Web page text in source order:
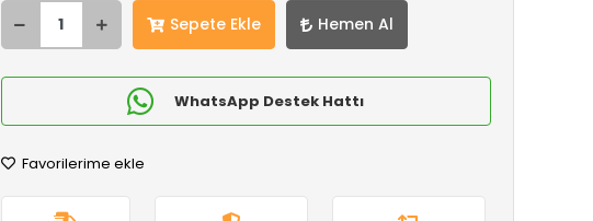
Sepete Ekle Hemen Al
WhatsApp Destek Hattı
Favorilerime ekle